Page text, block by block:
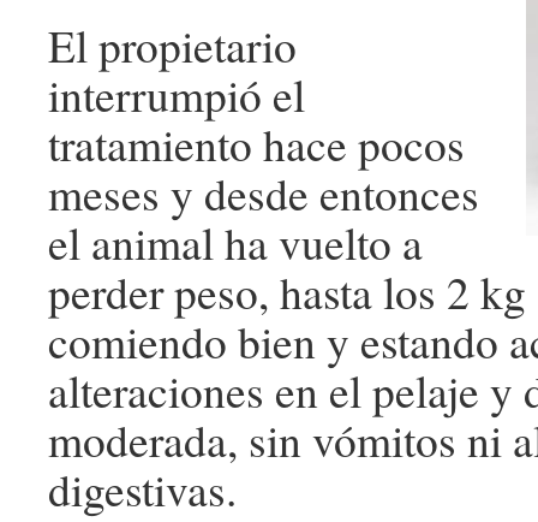
El propietario
interrumpió el
tratamiento hace pocos
meses y desde entonces
el animal ha vuelto a
perder peso, hasta los 2
comiendo bien y estando
alteraciones en el pelaje y
moderada, sin vómitos ni
digestivas.